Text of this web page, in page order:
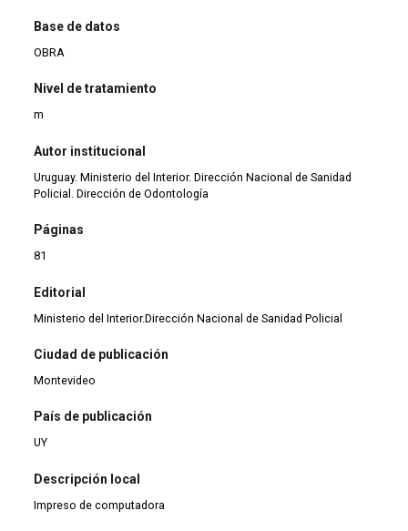
Base de datos
OBRA
Nivel de tratamiento
m
Autor institucional
Uruguay. Ministerio del Interior. Dirección Nacional de Sanidad
Policial. Dirección de Odontología
Páginas
81
Editorial
Ministerio del Interior.Dirección Nacional de Sanidad Policial
Ciudad de publicación
Montevideo
País de publicación
UY
Descripción local
Impreso de computadora